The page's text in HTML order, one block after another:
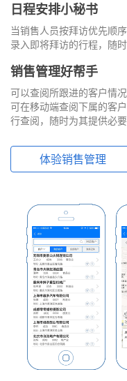
日程安排小秘书
当销售人员按拜访优先顺
录入即将拜访的行程，随
销售管理好帮手
可以查阅所跟进的客户情
可在移动端查阅下属的客
行查阅，随时为其提供必要
体验销售管理